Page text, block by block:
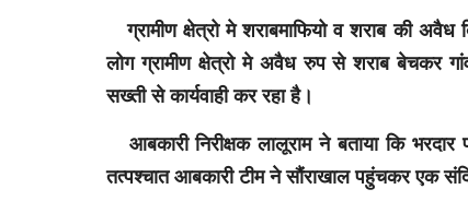
ग्रामीण क्षेत्रो मे शराबमाफियो व शराब की
लोग ग्रामीण क्षेत्रो मे अवैध रुप से शराब बेचकर
सख्ती से कार्यवाही कर रहा है।
आबकारी निरीक्षक लालूराम ने बताया कि
तत्पश्चात आबकारी टीम ने सौंराखाल पहुंचकर एक